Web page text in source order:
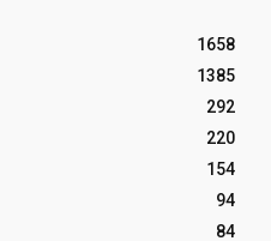
1658
1385
292
220
154
94
84